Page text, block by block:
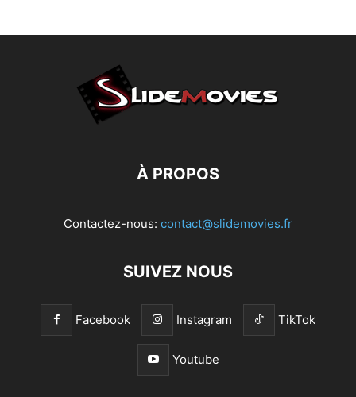
À PROPOS
Contactez-nous: contact@slidemovies.fr
SUIVEZ NOUS
Facebook Instagram TikTok
Youtube